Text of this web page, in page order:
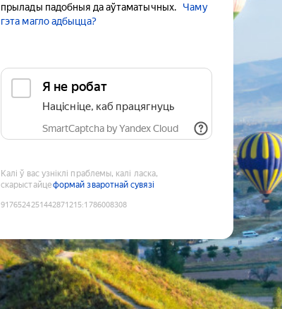
прылады падобныя да аўтаматычных.
Чаму
гэта магло адбыцца?
Я не робат
Націсніце, каб працягнуць
SmartCaptcha by Yandex Cloud
Калі ў вас узніклі праблемы, калі ласка,
скарыстайцеформай зваротнай сувязі
9176524251442871215:1786008308